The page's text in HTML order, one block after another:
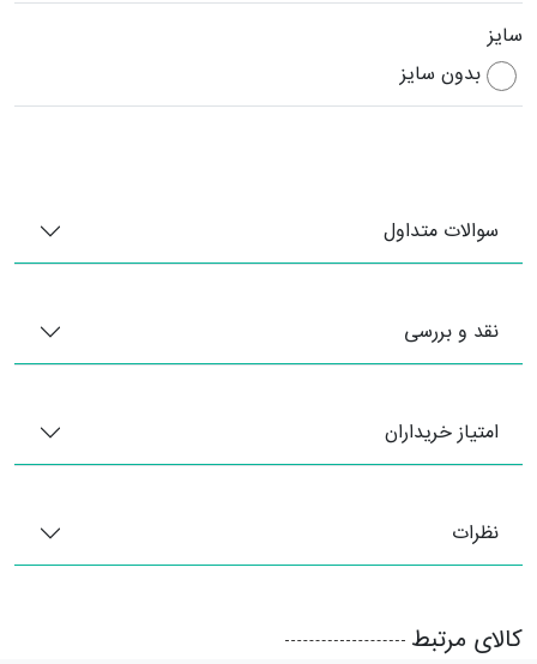
سایز
بدون سایز
سوالات متداول
نقد و بررسی
امتیاز خریداران
نظرات
کالای مرتبط